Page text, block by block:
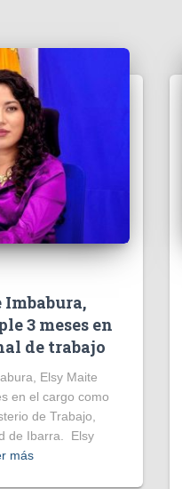
Imbabura,
3 meses en
de trabajo
Elsy Maite
en el cargo como
de Trabajo,
de Ibarra. Elsy
más